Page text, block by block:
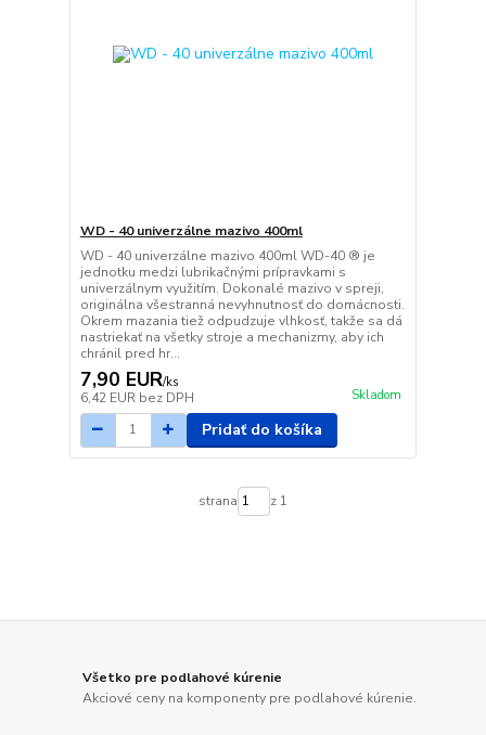
WD - 40 univerzálne mazivo 400ml
WD - 40 univerzálne mazivo 400ml WD-40 ® je
jednotku medzi lubrikačnými prípravkami s
univerzálnym využitím. Dokonalé mazivo v spreji,
originálna všestranná nevyhnutnosť do domácnosti.
Okrem mazania tiež odpudzuje vlhkosť, takže sa dá
nastriekať na všetky stroje a mechanizmy, aby ich
chránil pred hr...
7,90 EUR/ks
6,42 EUR bez DPH Skladom
Pridať do košíka
strana z 1
Všetko pre podlahové kúrenie
Akciové ceny na komponenty pre podlahové kúrenie.